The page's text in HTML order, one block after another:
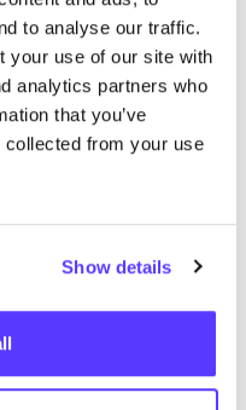
to analyse our traffic.
your use of our site with
analytics partners who
that you’ve
collected from your use
Show details